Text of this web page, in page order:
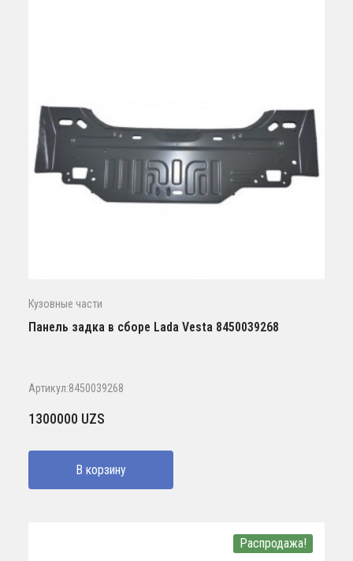
Кузовные части
Панель задка в сборе Lada Vesta 8450039268
Артикул:8450039268
1300000 UZS
В корзину
Распродажа!